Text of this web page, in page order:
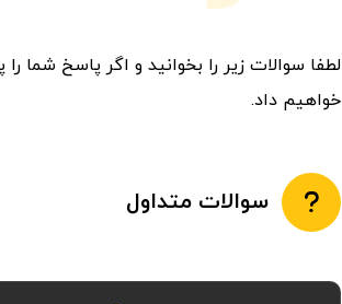
لطفا سوالات زیر را بخوانید و اگر پاسخ شما
خواهیم داد.
سوالات متداول